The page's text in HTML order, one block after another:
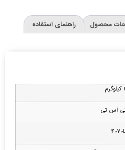
محصول
راهنمای استفاده
اس تی